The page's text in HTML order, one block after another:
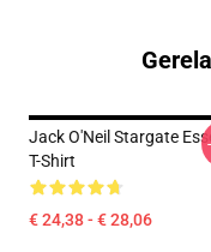
Jack O'Neil Stargate
T-Shirt
€ 24,38 - € 28,06